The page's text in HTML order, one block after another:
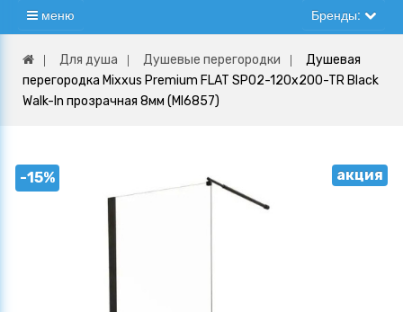
меню Бренды:
Для душа Душевые перегородки
Душевая
перегородка Mixxus Premium FLAT SP02-120x200-TR Black
Walk-In прозрачная 8мм (MI6857)
-15% акция